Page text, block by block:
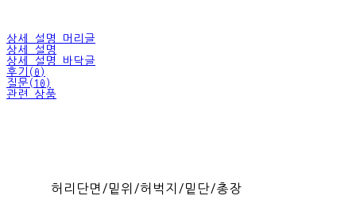
상세 설명 머리글
상세 설명
상세 설명 바닥글
후기(0)
질문(10)
관련 상품
허리단면/밑위/허벅지/밑단/총장